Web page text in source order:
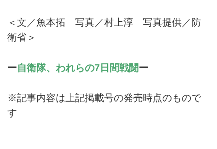
＜文／魚本拓 写真／村上淳 写真提供／防
衛省＞
ー自衛隊、われらの7日間戦闘ー
※記事内容は上記掲載号の発売時点のもので
す